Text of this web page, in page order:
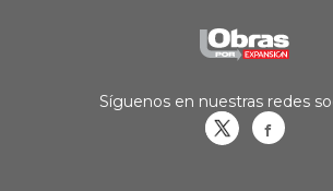
Síguenos en nuestras redes